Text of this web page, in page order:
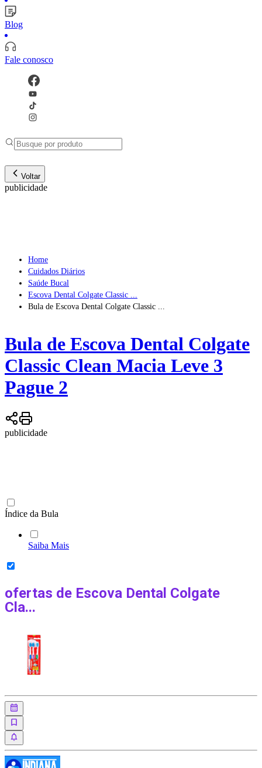
Blog
Fale conosco
Voltar
publicidade
Home
Cuidados Diários
Saúde Bucal
Escova Dental Colgate Classic ...
Bula de Escova Dental Colgate Classic ...
Bula de Escova Dental Colgate
Classic Clean Macia Leve 3
Pague 2
publicidade
Índice da Bula
Saiba Mais
ofertas de Escova Dental Colgate
Cla...